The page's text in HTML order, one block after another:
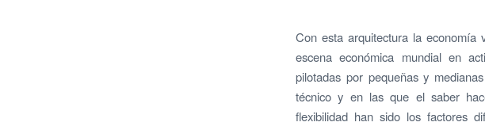
Con esta arquitectura la economía
escena económica mundial en
pilotadas por pequeñas y
técnico y en las que el saber
flexibilidad han sido los factores